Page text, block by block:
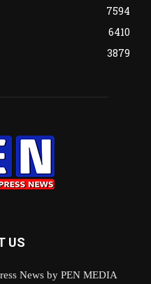
7594
6410
3879
US
News by PEN MEDIA